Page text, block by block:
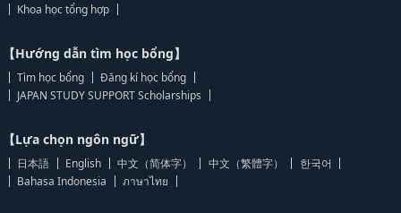
Khoa học tổng hợp
【Hướng dẫn tìm học bổng】
Tìm học bổng
Đăng kí học bổng
JAPAN STUDY SUPPORT Scholarships
【Lựa chọn ngôn ngữ】
日本語 English 中文（简体字） 中文（繁體字）
한국어
Bahasa Indonesia
ภาษาไทย